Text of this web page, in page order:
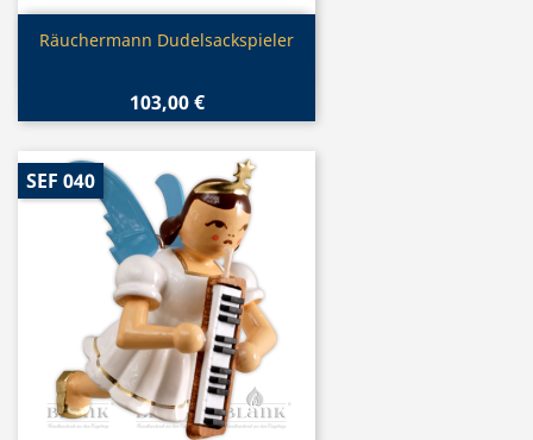
Vorschau
Räuchermann Dudelsackspieler
103,00 €
SEF 040